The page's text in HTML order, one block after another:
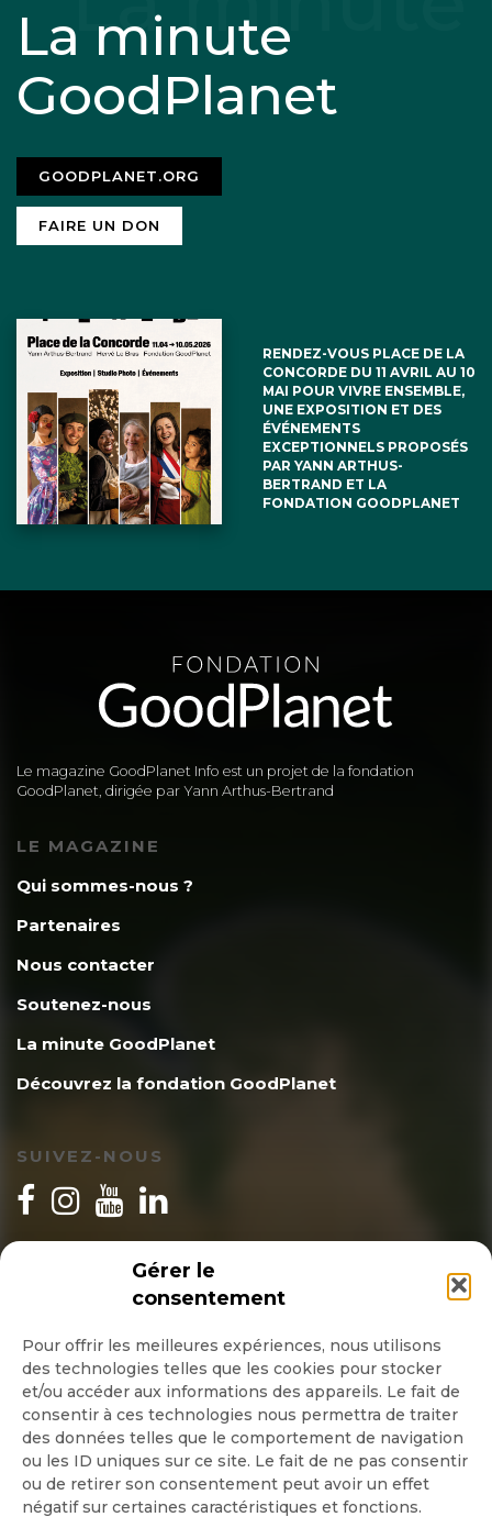
Gérer le
consentement
Pour offrir les meilleures expériences, nous utilisons
des technologies telles que les cookies pour stocker
et/ou accéder aux informations des appareils. Le fait de
consentir à ces technologies nous permettra de traiter
des données telles que le comportement de navigation
ou les ID uniques sur ce site. Le fait de ne pas consentir
ou de retirer son consentement peut avoir un effet
négatif sur certaines caractéristiques et fonctions.
La minute
GoodPlanet
GOODPLANET.ORG
FAIRE UN DON
RENDEZ-VOUS PLACE DE LA
CONCORDE DU 11 AVRIL AU 10
MAI POUR VIVRE ENSEMBLE,
UNE EXPOSITION ET DES
ÉVÉNEMENTS
EXCEPTIONNELS PROPOSÉS
PAR YANN ARTHUS-
BERTRAND ET LA
FONDATION GOODPLANET
Le magazine GoodPlanet Info est un projet de la fondation
GoodPlanet, dirigée par Yann Arthus-Bertrand
LE MAGAZINE
Qui sommes-nous ?
Partenaires
Nous contacter
Soutenez-nous
La minute GoodPlanet
Découvrez la fondation GoodPlanet
SUIVEZ-NOUS
INSCRIPTION NEWSLETTER
Quotidienne
Hebdo
OK